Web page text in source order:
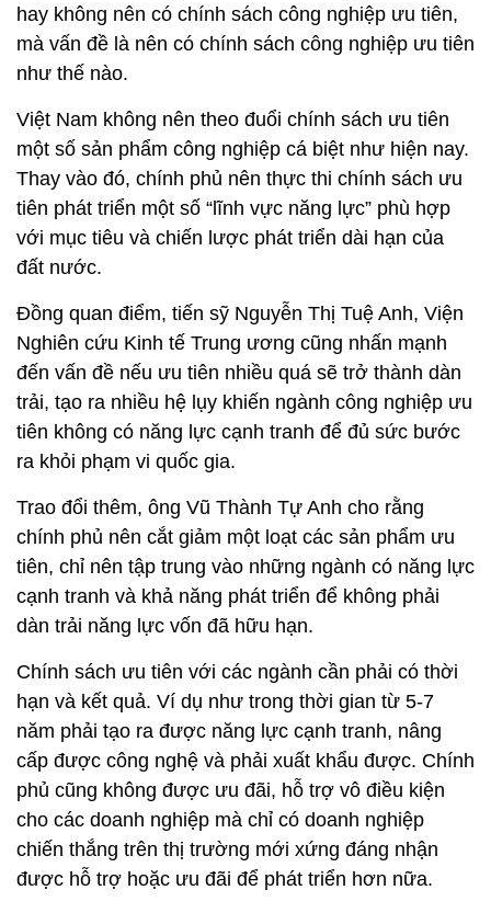
hay không nên có chính sách công nghiệp ưu tiên,
mà vấn đề là nên có chính sách công nghiệp ưu tiên
như thế nào.
Việt Nam không nên theo đuổi chính sách ưu tiên
một số sản phẩm công nghiệp cá biệt như hiện nay.
Thay vào đó, chính phủ nên thực thi chính sách ưu
tiên phát triển một số “lĩnh vực năng lực” phù hợp
với mục tiêu và chiến lược phát triển dài hạn của
đất nước.
Đồng quan điểm, tiến sỹ Nguyễn Thị Tuệ Anh, Viện
Nghiên cứu Kinh tế Trung ương cũng nhấn mạnh
đến vấn đề nếu ưu tiên nhiều quá sẽ trở thành dàn
trải, tạo ra nhiều hệ lụy khiến ngành công nghiệp ưu
tiên không có năng lực cạnh tranh để đủ sức bước
ra khỏi phạm vi quốc gia.
Trao đổi thêm, ông Vũ Thành Tự Anh cho rằng
chính phủ nên cắt giảm một loạt các sản phẩm ưu
tiên, chỉ nên tập trung vào những ngành có năng lực
cạnh tranh và khả năng phát triển để không phải
dàn trải năng lực vốn đã hữu hạn.
Chính sách ưu tiên với các ngành cần phải có thời
hạn và kết quả. Ví dụ như trong thời gian từ 5-7
năm phải tạo ra được năng lực cạnh tranh, nâng
cấp được công nghệ và phải xuất khẩu được. Chính
phủ cũng không được ưu đãi, hỗ trợ vô điều kiện
cho các doanh nghiệp mà chỉ có doanh nghiệp
chiến thắng trên thị trường mới xứng đáng nhận
được hỗ trợ hoặc ưu đãi để phát triển hơn nữa.